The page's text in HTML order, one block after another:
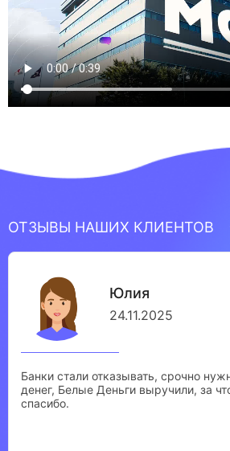
ОТЗЫВЫ НАШИХ КЛИЕНТОВ
Юлия
24.11.2025
Банки стали отказывать, срочно
денег, Белые Деньги выручили, за
спасибо.